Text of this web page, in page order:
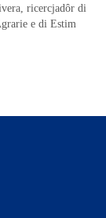
ricercjadôr di
e di Estim